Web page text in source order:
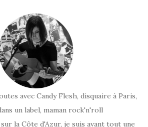
avec Candy Flesh, disquaire à Paris,
un label, maman rock'n'roll
la Côte d'Azur, je suis avant tout une